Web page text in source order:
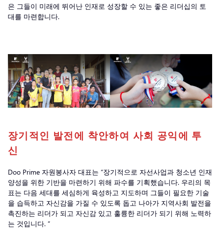
은 그들이 미래에 뛰어난 인재로 성장할 수 있는 좋은 리더십의 토
대를 마련합니다.
장기적인 발전에 착안하여 사회 공익에 투
신
Doo Prime 자원봉사자 대표는 “장기적으로 자선사업과 청소년 인재
양성을 위한 기반을 마련하기 위해 파수를 기획했습니다. 우리의 목
표는 다음 세대를 세심하게 육성하고 지도하며 그들이 필요한 기술
을 습득하고 자신감을 가질 수 있도록 돕고 나아가 지역사회 발전을
촉진하는 리더가 되고 자신감 있고 훌륭한 리더가 되기 위해 노력하
는 것입니다. ”